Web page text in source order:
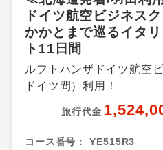
ドイツ航空ビジネス
かかとまで巡るイタ
ト11日間
ルフトハンザドイツ航空
ドイツ間）利用！
旅行代金
コース番号：
YE515R3
飛行機追加料金（1名様
設定期間（往路出発日）
出発地
新千歳